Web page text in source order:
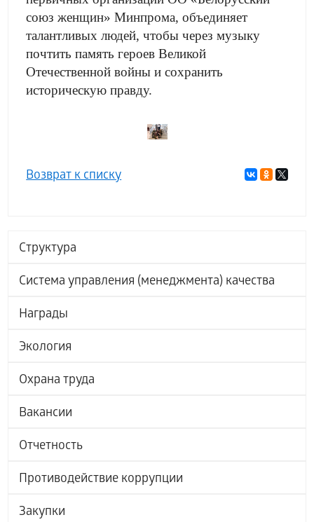
Структура
Система управления (менеджмента) качества
Награды
Экология
Охрана труда
Вакансии
Отчетность
Противодействие коррупции
Закупки
союз женщин» Минпрома, объединяет
талантливых людей, чтобы через музыку
почтить память героев Великой
Отечественной войны и сохранить
историческую правду.
Возврат к списку